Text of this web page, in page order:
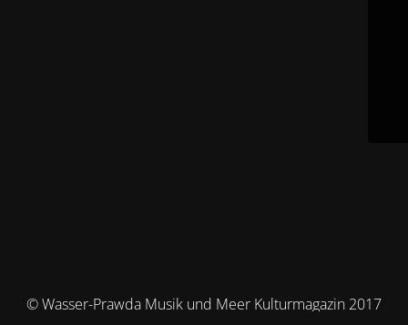
© Wasser-Prawda Musik und Meer Kulturmagazin 2017